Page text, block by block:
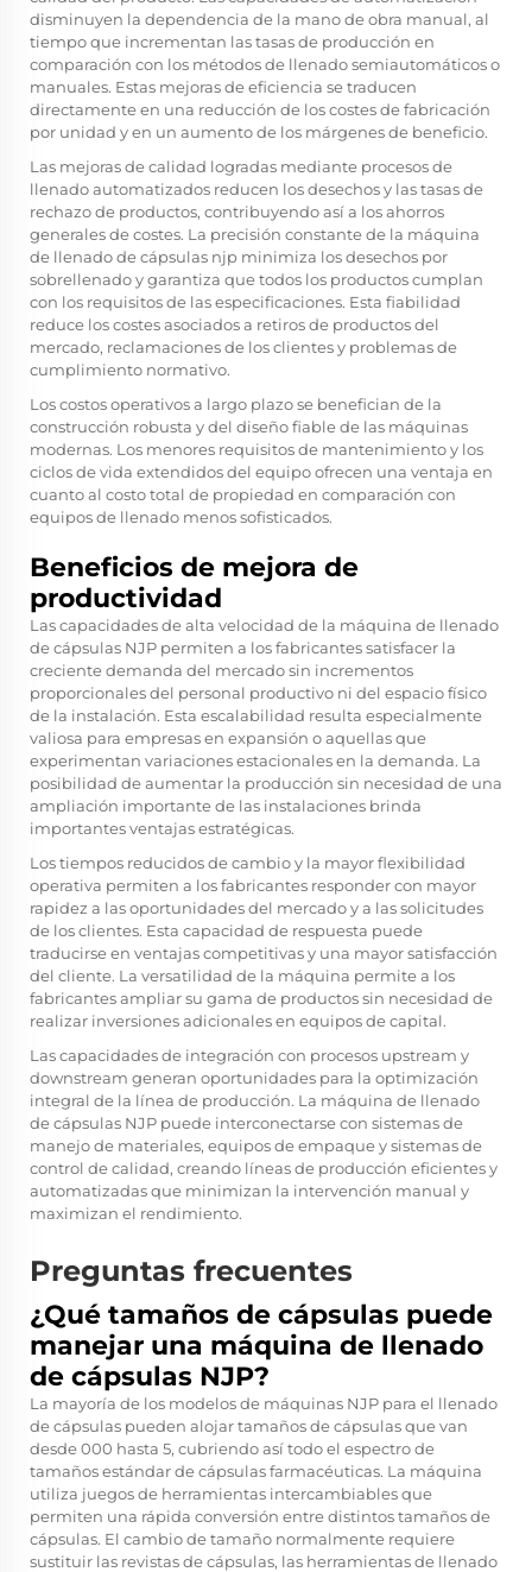
disminuyen la dependencia de la mano de obra manual, al
tiempo que incrementan las tasas de producción en
comparación con los métodos de llenado semiautomáticos o
manuales. Estas mejoras de eficiencia se traducen
directamente en una reducción de los costes de fabricación
por unidad y en un aumento de los márgenes de beneficio.
Las mejoras de calidad logradas mediante procesos de
llenado automatizados reducen los desechos y las tasas de
rechazo de productos, contribuyendo así a los ahorros
generales de costes. La precisión constante de la máquina
de llenado de cápsulas njp minimiza los desechos por
sobrellenado y garantiza que todos los productos cumplan
con los requisitos de las especificaciones. Esta fiabilidad
reduce los costes asociados a retiros de productos del
mercado, reclamaciones de los clientes y problemas de
cumplimiento normativo.
Los costos operativos a largo plazo se benefician de la
construcción robusta y del diseño fiable de las máquinas
modernas. Los menores requisitos de mantenimiento y los
ciclos de vida extendidos del equipo ofrecen una ventaja en
cuanto al costo total de propiedad en comparación con
equipos de llenado menos sofisticados.
Beneficios de mejora de
productividad
Las capacidades de alta velocidad de la máquina de llenado
de cápsulas NJP permiten a los fabricantes satisfacer la
creciente demanda del mercado sin incrementos
proporcionales del personal productivo ni del espacio físico
de la instalación. Esta escalabilidad resulta especialmente
valiosa para empresas en expansión o aquellas que
experimentan variaciones estacionales en la demanda. La
posibilidad de aumentar la producción sin necesidad de una
ampliación importante de las instalaciones brinda
importantes ventajas estratégicas.
Los tiempos reducidos de cambio y la mayor flexibilidad
operativa permiten a los fabricantes responder con mayor
rapidez a las oportunidades del mercado y a las solicitudes
de los clientes. Esta capacidad de respuesta puede
traducirse en ventajas competitivas y una mayor satisfacción
del cliente. La versatilidad de la máquina permite a los
fabricantes ampliar su gama de productos sin necesidad de
realizar inversiones adicionales en equipos de capital.
Las capacidades de integración con procesos upstream y
downstream generan oportunidades para la optimización
integral de la línea de producción. La máquina de llenado
de cápsulas NJP puede interconectarse con sistemas de
manejo de materiales, equipos de empaque y sistemas de
control de calidad, creando líneas de producción eficientes y
automatizadas que minimizan la intervención manual y
maximizan el rendimiento.
Preguntas frecuentes
¿Qué tamaños de cápsulas puede
manejar una máquina de llenado
de cápsulas NJP?
La mayoría de los modelos de máquinas NJP para el llenado
de cápsulas pueden alojar tamaños de cápsulas que van
desde 000 hasta 5, cubriendo así todo el espectro de
tamaños estándar de cápsulas farmacéuticas. La máquina
utiliza juegos de herramientas intercambiables que
permiten una rápida conversión entre distintos tamaños de
cápsulas. El cambio de tamaño normalmente requiere
sustituir las revistas de cápsulas, las herramientas de llenado